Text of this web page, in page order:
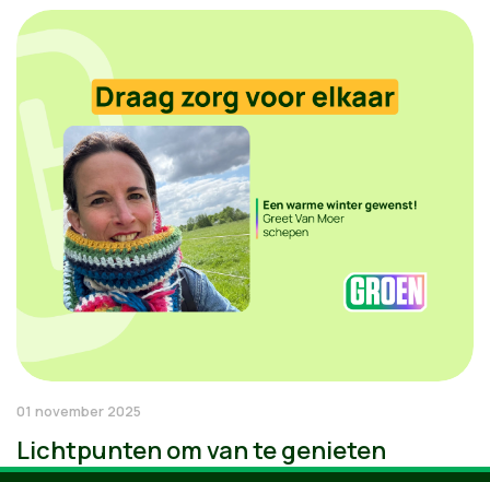
01 november 2025
Lichtpunten om van te genieten